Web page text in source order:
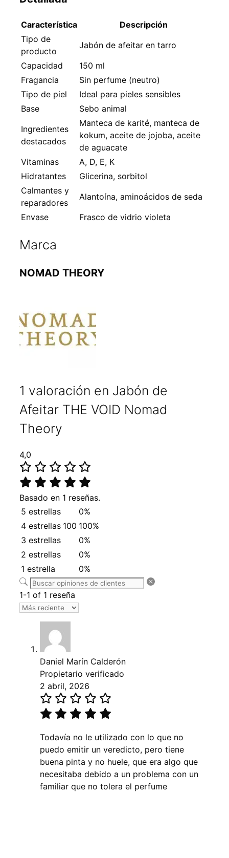
Característica
Descripción
Tipo de
producto
Jabón de afeitar en tarro
Capacidad
150 ml
Fragancia
Sin perfume (neutro)
Tipo de piel
Ideal para pieles sensibles
Base
Sebo animal
Ingredientes
destacados
Manteca de karité, manteca de
kokum, aceite de jojoba, aceite
de aguacate
Vitaminas
A, D, E, K
Hidratantes
Glicerina, sorbitol
Calmantes y
reparadores
Alantoína, aminoácidos de seda
Envase
Frasco de vidrio violeta
Marca
NOMAD THEORY
1 valoración en Jabón de
Afeitar THE VOID Nomad
Theory
4,0
Basado en 1 reseñas.
5 estrellas
0%
4 estrellas 100 100%
3 estrellas
0%
2 estrellas
0%
1 estrella
0%
1-1 of 1 reseña
Daniel Marín Calderón
Propietario verificado
2 abril, 2026
Todavía no le utilizado con lo que no
puedo emitir un veredicto, pero tiene
buena pinta y no huele, que era algo que
necesitaba debido a un problema con un
familiar que no tolera el perfume